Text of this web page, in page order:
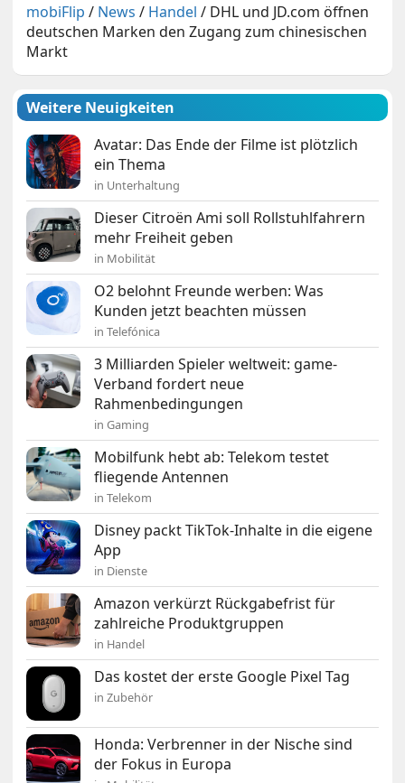
mobiFlip / News / Handel / DHL und JD.com öffnen
deutschen Marken den Zugang zum chinesischen
Markt
Weitere Neuigkeiten
Avatar: Das Ende der Filme ist plötzlich
ein Thema
in Unterhaltung
Dieser Citroën Ami soll Rollstuhlfahrern
mehr Freiheit geben
in Mobilität
O2 belohnt Freunde werben: Was
Kunden jetzt beachten müssen
in Telefónica
3 Milliarden Spieler weltweit: game-
Verband fordert neue
Rahmenbedingungen
in Gaming
Mobilfunk hebt ab: Telekom testet
fliegende Antennen
in Telekom
Disney packt TikTok-Inhalte in die eigene
App
in Dienste
Amazon verkürzt Rückgabefrist für
zahlreiche Produktgruppen
in Handel
Das kostet der erste Google Pixel Tag
in Zubehör
Honda: Verbrenner in der Nische sind
der Fokus in Europa